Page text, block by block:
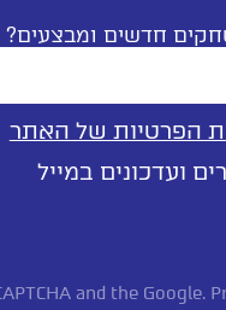
חדשים ומבצעים?
הפרטיות של האתר
ועדכונים במייל
and the Google.